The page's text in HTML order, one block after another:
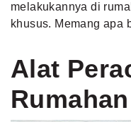
melakukannya di
khusus. Memang apa
Alat
Rumahan